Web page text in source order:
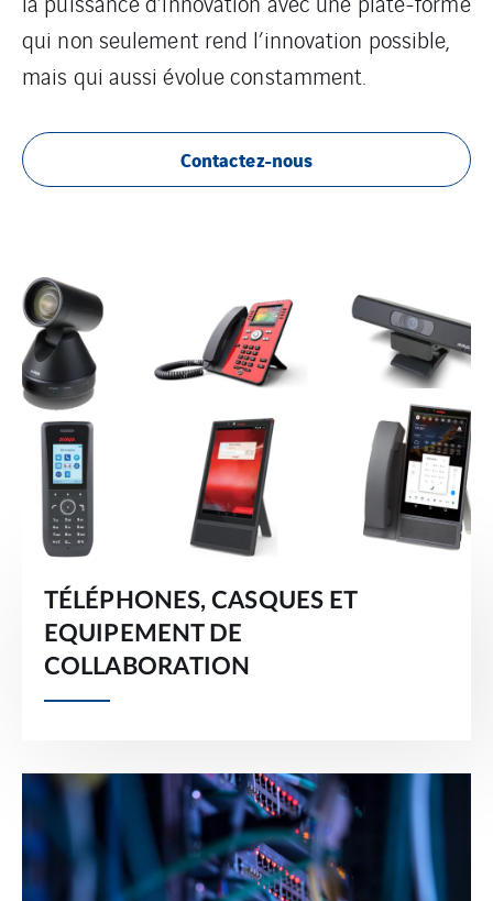
qui non seulement rend l’innovation possible,
mais qui aussi évolue constamment.
Contactez-nous
TÉLÉPHONES, CASQUES ET
EQUIPEMENT DE
COLLABORATION